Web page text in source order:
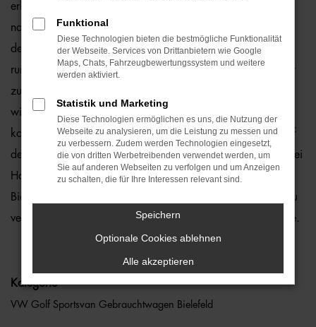
erhält viele Vorschläge rund um die Mobilität. Das gilt
natürlich auch für Bielefeld und Umgebung, wo wir gerne
den VW Golf Sportsvan empfehlen. Die Rede ist von einem
rundum bewährten und zuverlässigen Fahrzeug, das perfekt
zu nahezu jedem Anspruch in Bielefeld passt. Gerne lassen
wir Sie bei uns vor Ort einsteigen oder übernehmen die
komplette Beratung auf digitalem Weg. Der Vorteil liegt auf
der Hand, denn so erhalten Sie Ihren VW Golf Sportsvan frei
Haus und erfreuen sich an der direkten Lieferung nach
Bielefeld ohne für den Autokauf Ihre eigenen vier Wände zu
verlassen. Klingt gut? Dann kontaktieren Sie uns noch heute.
Kategorie
VW Golf Sportsvan Gebrauchtwagen Bielefeld
Funktional
Diese Technologien bieten die bestmögliche Funktionalität
der Webseite. Services von Drittanbietern wie Google
Maps, Chats, Fahrzeugbewertungssystem und weitere
werden aktiviert.
Statistik und Marketing
Diese Technologien ermöglichen es uns, die Nutzung der
Webseite zu analysieren, um die Leistung zu messen und
zu verbessern. Zudem werden Technologien eingesetzt,
die von dritten Werbetreibenden verwendet werden, um
Sie auf anderen Webseiten zu verfolgen und um Anzeigen
zu schalten, die für Ihre Interessen relevant sind.
Speichern
Optionale Cookies ablehnen
Alle akzeptieren